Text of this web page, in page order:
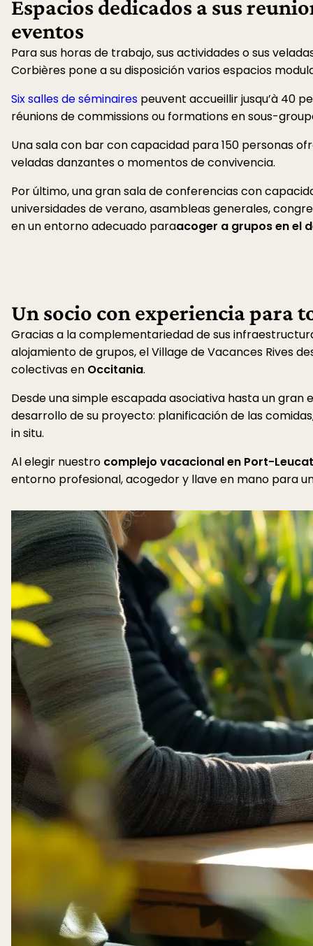
Espacios dedicados a sus
eventos
Para sus horas de trabajo, sus actividades o sus
Corbières pone a su disposición varios espacios
Six salles de séminaires peuvent accueillir jusqu’à 40
réunions de commissions ou formations en sous-
Una sala con bar con capacidad para 150 personas
veladas danzantes o momentos de convivencia.
Por último, una gran sala de conferencias con
universidades de verano, asambleas generales,
en un entorno adecuado paraacoger a grupos en el
Un socio con experiencia para
Gracias a la complementariedad de sus
alojamiento de grupos, el Village de Vacances Rives
colectivas en Occitania.
Desde una simple escapada asociativa hasta un
desarrollo de su proyecto: planificación de las
in situ.
Al elegir nuestro complejo vacacional en Port-
entorno profesional, acogedor y llave en mano para